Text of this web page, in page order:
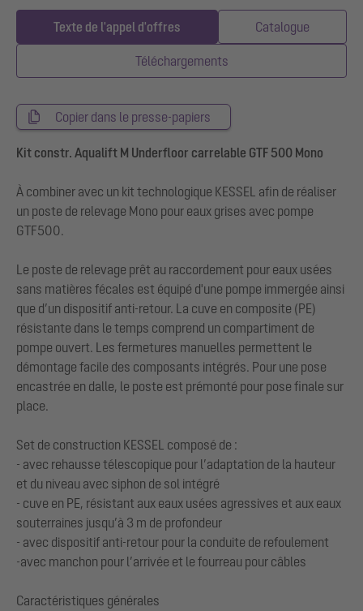
Texte de l'appel d'offres Catalogue
Téléchargements
Copier dans le presse-papiers
Kit constr. Aqualift M Underfloor carrelable GTF 500 Mono
À combiner avec un kit technologique KESSEL afin de réaliser
un poste de relevage Mono pour eaux grises avec pompe
GTF500.
Le poste de relevage prêt au raccordement pour eaux usées
sans matières fécales est équipé d'une pompe immergée ainsi
que d’un dispositif anti-retour. La cuve en composite (PE)
résistante dans le temps comprend un compartiment de
pompe ouvert. Les fermetures manuelles permettent le
démontage facile des composants intégrés. Pour une pose
encastrée en dalle, le poste est prémonté pour pose finale sur
place.
Set de construction KESSEL composé de :
- avec rehausse télescopique pour l’adaptation de la hauteur
et du niveau avec siphon de sol intégré
- cuve en PE, résistant aux eaux usées agressives et aux eaux
souterraines jusqu’à 3 m de profondeur
- avec dispositif anti-retour pour la conduite de refoulement
-avec manchon pour l’arrivée et le fourreau pour câbles
Caractéristiques générales